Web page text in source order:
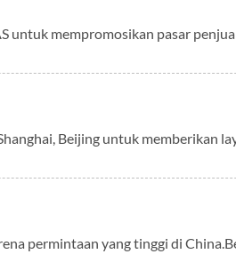
untuk mempromosikan pasar
Beijing untuk memberikan
permintaan yang tinggi di